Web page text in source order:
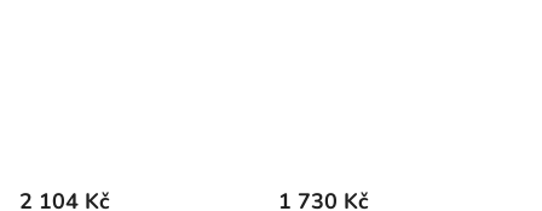
2 104 Kč 1 730 Kč